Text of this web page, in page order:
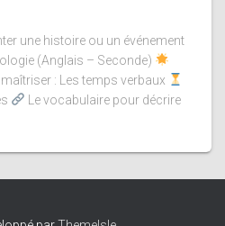
une histoire ou un événement
(Anglais – Seconde)
: Les temps verbaux
Le vocabulaire pour décrire